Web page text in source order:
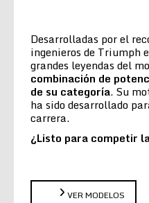
Desarrolladas por el
ingenieros de Triumph
grandes leyendas del
combinación de
de su categoría. Su
ha sido desarrollado
carrera.
¿Listo para competir
VER MODELOS